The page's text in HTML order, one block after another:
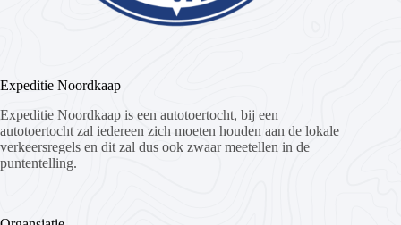
Expeditie Noordkaap
Expeditie Noordkaap is een autotoertocht, bij een
autotoertocht zal iedereen zich moeten houden aan de lokale
verkeersregels en dit zal dus ook zwaar meetellen in de
puntentelling.